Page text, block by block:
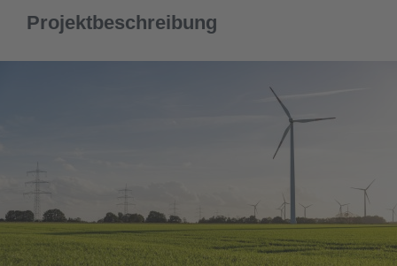
Projektbeschreibung